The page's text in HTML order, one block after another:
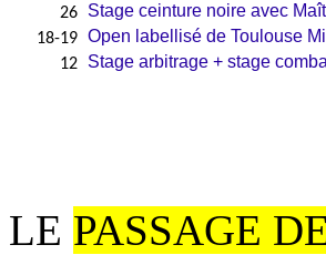
26
Stage ceinture noire avec
18-19 Open labellisé de Toulouse
12 Stage arbitrage + stage
LE PASSAGE